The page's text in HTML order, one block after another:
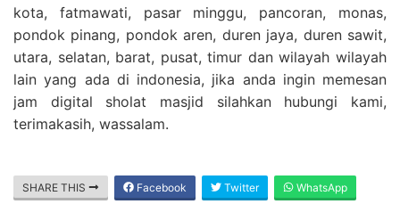
kota, fatmawati, pasar minggu, pancoran, monas,
pondok pinang, pondok aren, duren jaya, duren sawit,
utara, selatan, barat, pusat, timur dan wilayah wilayah
lain yang ada di indonesia, jika anda ingin memesan
jam digital sholat masjid silahkan hubungi kami,
terimakasih, wassalam.
SHARE THIS Facebook Twitter WhatsApp